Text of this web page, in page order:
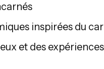
inspirées du
et des expériences